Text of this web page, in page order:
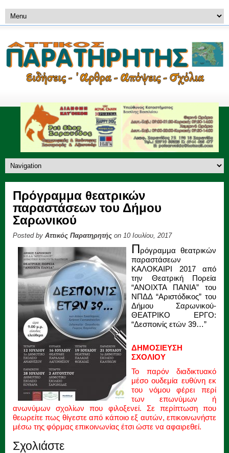
Πρόγραμμα θεατρικών
παραστάσεων του Δήμου
Σαρωνικού
Posted by Αττικός Παρατηρητής on 10 Ιουλίου, 2017
Πρόγραμμα θεατρικών
παραστάσεων
ΚΑΛΟΚΑΙΡΙ 2017 από
την Θεατρική Πορεία
“ΑΝΟΙΧΤΑ ΠΑΝΙΑ” του
ΝΠΔΔ “Αριστόδικος” του
Δήμου Σαρωνικού-
ΘΕΑΤΡΙΚΟ ΕΡΓΟ:
“Δεσποινίς ετών 39…”
ΔΗΜΟΣΙΕΥΣΗ
ΣΧΟΛΙΟΥ
Το παρόν διαδικτυακό
μέσο ουδεμία ευθύνη εκ
του νόμου φέρει περί
των επωνύμων ή
ανωνύμων σχολίων που φιλοξενεί. Σε περίπτωση που
θεωρείτε πως θίγεστε από κάποιο εξ αυτών, επικοινωνήστε
μέσω της φόρμας επικοινωνίας έτσι ώστε να αφαιρεθεί.
Σχολιάστε